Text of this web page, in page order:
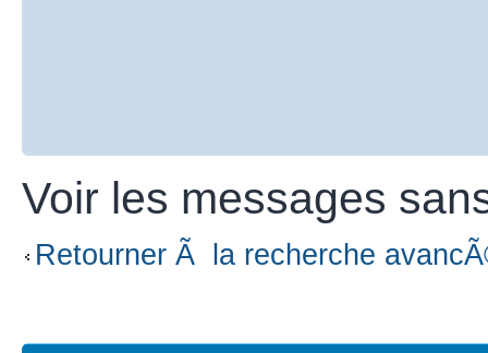
Voir les messages
Retourner Ã la recherche